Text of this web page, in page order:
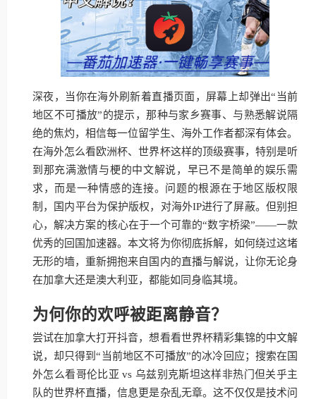
深夜，当你在海外刷新着直播页面，屏幕上却弹出“当前
地区不可播放”的提示，那种与家乡赛事、与熟悉解说隔
绝的焦灼，相信每一位留学生、海外工作者都深有体会。
在海外怎么看欧洲杯、世界杯这样的顶级赛事，特别是听
到那充满激情与梗的中文解说，早已不是简单的娱乐需
求，而是一种情感的连接。问题的根源在于地区版权限
制，国内平台为保护版权，对海外IP进行了屏蔽。但别担
心，解决方案的核心在于一个可靠的“数字桥梁”——一款
优秀的回国加速器。本文将为你彻底拆解，如何绕过这堵
无形的墙，重新拥抱来自国内的直播与解说，让你无论身
在加拿大还是澳大利亚，都能如同身临其境。
为何你的欢呼被距离静音？
尝试在加拿大打开抖音，想看看世界杯精彩集锦的中文解
说，却只得到“当前地区不可播放”的冰冷回应；搜索在国
外怎么看哥伦比亚 vs 乌兹别克斯坦这样非热门但关乎主
队的世界杯直播，信息更是杂乱无章。这不仅仅是技术问